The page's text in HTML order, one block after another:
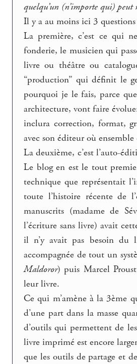
quelqu’un (n’importe qui)
Il y a au moins ici 3
La première, c’est ce qui
fonderie, le musicien qui
livre ou théâtre ou
“production” qui définit le
pourquoi je le fais, parce
architecture, vont faire
inclura correction, format,
avec son éditeur où
La deuxième, c’est l’auto-
Le blog en est le tout
technique que représentait
toute l’histoire récente de
manuscrits (madame de
l’écriture sans livre) avait
il n’y avait pas besoin du
accompagnée de tout un
Maldoror) puis Marcel
leur livre.
Ce qui m’amène à la 3ème
d’une part dans la masse
d’outils qui permettent de
livre imprimé est encore
que les outils de partage et